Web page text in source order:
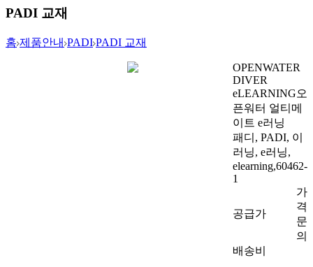
PADI 교재
홈 제품안내 PADI PADI 교재
OPENWATER
DIVER
eLEARNING오
픈워터 얼티메
이트 e러닝
패디, PADI, 이
러닝, e러닝,
elearning,60462-
1
공급가
가
격
문
의
배송비